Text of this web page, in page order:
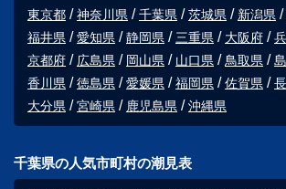
東京都
神奈川県 千葉県 茨城県 新潟県
福井県
愛知県 静岡県 三重県 大阪府
京都府
広島県 岡山県 山口県 鳥取県
香川県
徳島県 愛媛県 福岡県 佐賀県
大分県
宮崎県 鹿児島県 沖縄県
千葉県の人気市町村の潮見表